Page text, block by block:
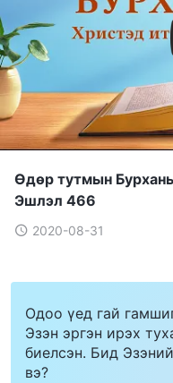
Өдөр тутмын
Эшлэл 466
2020-08-31
Одоо үед гай
Эзэн эргэн ирэх
биелсэн. Бид
вэ?